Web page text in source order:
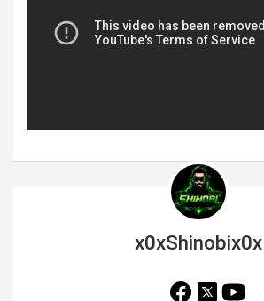
x0xShinobix0x